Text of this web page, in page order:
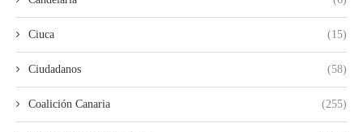
Ciuca (15)
Ciudadanos (58)
Coalición Canaria (255)